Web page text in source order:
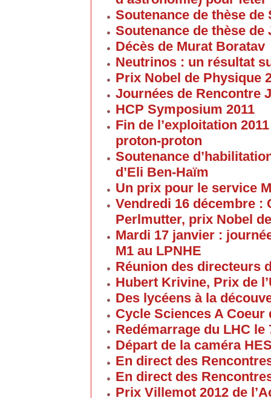
Soutenance de thèse
Soutenance de thèse
Décès de Murat Boratav
Neutrinos : un résultat
Prix Nobel de Physique
Journées de Rencontre
HCP Symposium 2011
Fin de l’exploitation
proton-proton
Soutenance
d’Eli Ben-Haïm
Un prix pour le service
Vendredi 16 décembre :
Perlmutter, prix Nobel
Mardi 17 janvier :
M1 au LPNHE
Réunion des directeurs
Hubert Krivine, Prix de
Des lycéens à la
Cycle Sciences A Coeur
Redémarrage du LHC le
Départ de la caméra
En direct des
En direct des
Prix Villemot 2012 de